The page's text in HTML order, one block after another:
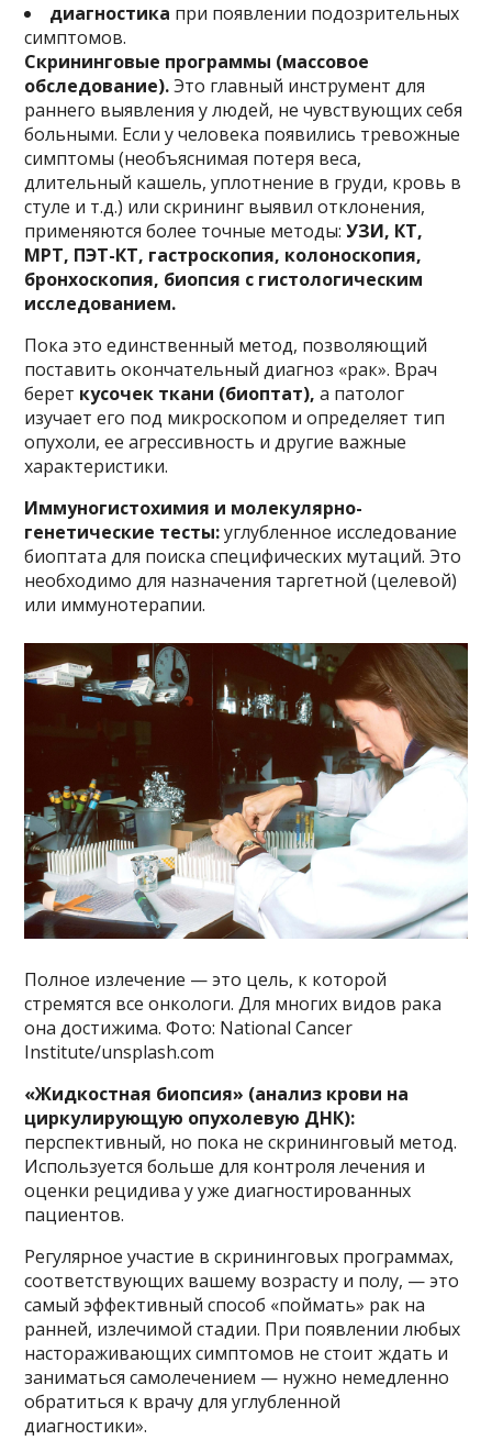
диагностика при появлении подозрительных
симптомов.
Скрининговые программы (массовое
обследование).Это главный инструмент для
раннего выявления у людей, не чувствующих себя
больными. Если у человека появились тревожные
симптомы (необъяснимая потеря веса,
длительный кашель, уплотнение в груди, кровь в
стуле и т.д.) или скрининг выявил отклонения,
применяются более точные методы:УЗИ, КТ,
МРТ, ПЭТ-КТ, гастроскопия, колоноскопия,
бронхоскопия, биопсия с гистологическим
исследованием.
Пока это единственный метод, позволяющий
поставить окончательный диагноз «рак». Врач
берет кусочек ткани (биоптат), а патолог
изучает его под микроскопом и определяет тип
опухоли, ее агрессивность и другие важные
характеристики.
Иммуногистохимия и молекулярно-
генетические тесты:углубленное исследование
биоптата для поиска специфических мутаций. Это
необходимо для назначения таргетной (целевой)
или иммунотерапии.
Полное излечение — это цель, к которой
стремятся все онкологи. Для многих видов рака
она достижима. Фото: National Cancer
Institute/unsplash.com
«Жидкостная биопсия» (анализ крови на
циркулирующую опухолевую ДНК):
перспективный, но пока не скрининговый метод.
Используется больше для контроля лечения и
оценки рецидива у уже диагностированных
пациентов.
Регулярное участие в скрининговых программах,
соответствующих вашему возрасту и полу, — это
самый эффективный способ «поймать» рак на
ранней, излечимой стадии. При появлении любых
настораживающих симптомов не стоит ждать и
заниматься самолечением — нужно немедленно
обратиться к врачу для углубленной
диагностики».